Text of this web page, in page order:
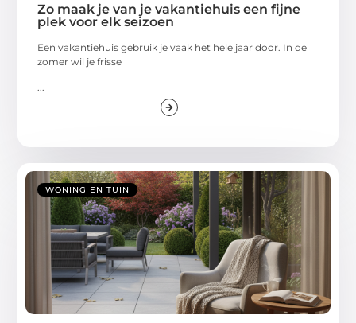
Zo maak je van je vakantiehuis een fijne
plek voor elk seizoen
Een vakantiehuis gebruik je vaak het hele jaar door. In de
zomer wil je frisse
WONING EN TUIN